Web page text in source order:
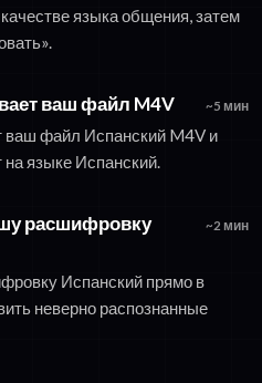
языка общения, затем
ваш файл M4V ~5 мин
файл Испанский M4V и
на языке Испанский.
расшифровку
~2 мин
Испанский прямо в
неверно распознанные